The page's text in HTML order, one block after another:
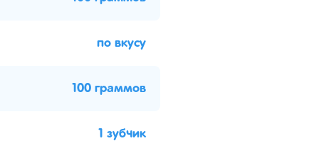
по вкусу
100 граммов
1 зубчик